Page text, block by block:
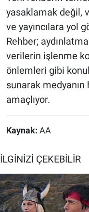
yasaklamak değil,
ve yayıncılara yol
Rehber;
verilerin işlenme
önlemleri gibi
sunarak
amaçlıyor.
Kaynak: AA